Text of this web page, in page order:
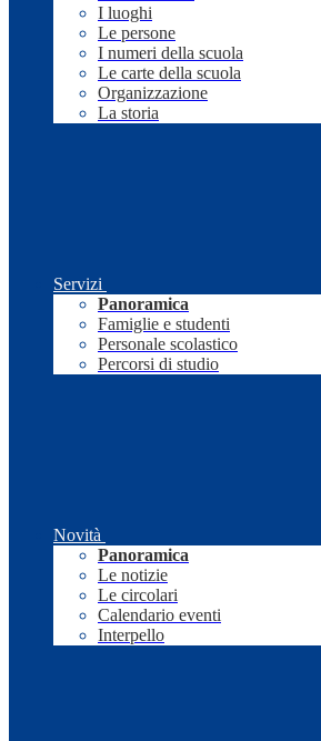
I luoghi
Le persone
I numeri della scuola
Le carte della scuola
Organizzazione
La storia
Servizi
Panoramica
Famiglie e studenti
Personale scolastico
Percorsi di studio
Novità
Panoramica
Le notizie
Le circolari
Calendario eventi
Interpello